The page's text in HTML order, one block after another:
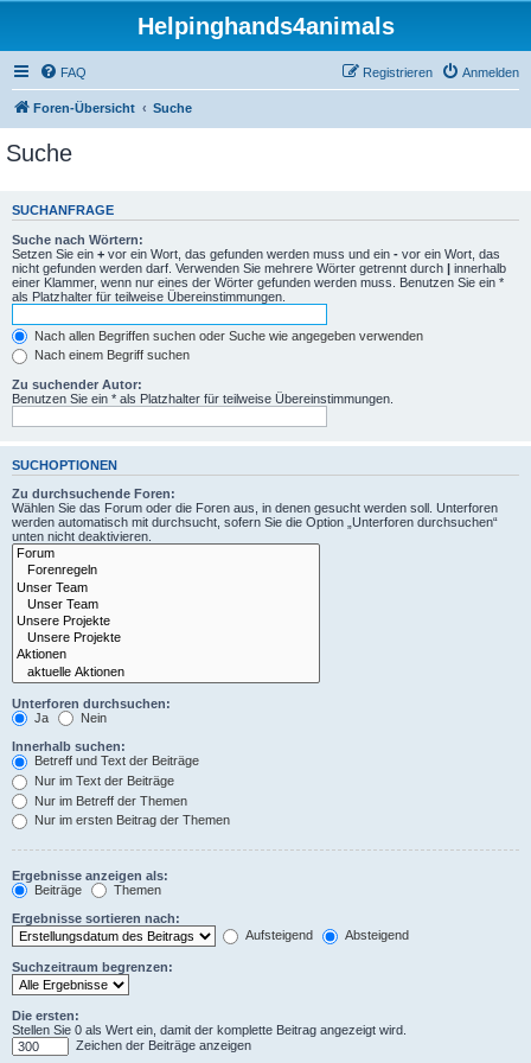
Helpinghands4animals
FAQ Anmelden
Registrieren
Foren-Übersicht Suche
Suche
SUCHANFRAGE
Suche nach Wörtern:
Setzen Sie ein + vor ein Wort, das gefunden werden muss und ein - vor ein Wort, das
nicht gefunden werden darf. Verwenden Sie mehrere Wörter getrennt durch | innerhalb
einer Klammer, wenn nur eines der Wörter gefunden werden muss. Benutzen Sie ein *
als Platzhalter für teilweise Übereinstimmungen.
Nach allen Begriffen suchen oder Suche wie angegeben verwenden
Nach einem Begriff suchen
Zu suchender Autor:
Benutzen Sie ein * als Platzhalter für teilweise Übereinstimmungen.
SUCHOPTIONEN
Zu durchsuchende Foren:
Wählen Sie das Forum oder die Foren aus, in denen gesucht werden soll. Unterforen
werden automatisch mit durchsucht, sofern Sie die Option „Unterforen durchsuchen“
unten nicht deaktivieren.
Unterforen durchsuchen:
Ja
Nein
Innerhalb suchen:
Betreff und Text der Beiträge
Nur im Text der Beiträge
Nur im Betreff der Themen
Nur im ersten Beitrag der Themen
Ergebnisse anzeigen als:
Beiträge
Themen
Ergebnisse sortieren nach:
Aufsteigend
Absteigend
Suchzeitraum begrenzen:
Die ersten:
Stellen Sie 0 als Wert ein, damit der komplette Beitrag angezeigt wird.
Zeichen der Beiträge anzeigen